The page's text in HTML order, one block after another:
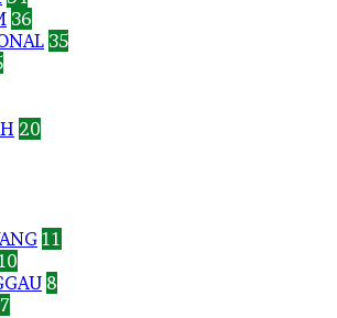
36
35
20
11
8
7